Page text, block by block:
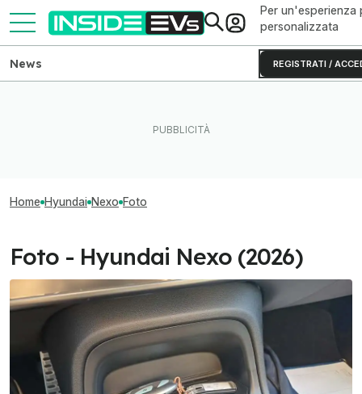
Per un'esperienza
personalizzata
REGISTRATI /
News
Home Hyundai Nexo Foto
Foto - Hyundai Nexo (2026)